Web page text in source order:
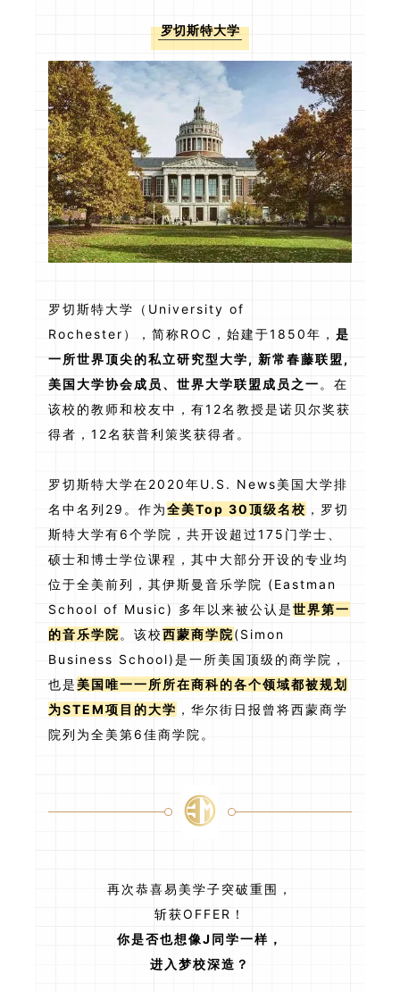
罗切斯特大学
罗切斯特大学（University of
Rochester），简称ROC，始建于1850年， 是
一所世界顶尖的私立研究型大学, 新常春藤联盟,
美国大学协会成员、世界大学联盟成员之一 。在
该校的教师和校友中，有12名教授是诺贝尔奖获
得者，12名获普利策奖获得者。
罗切斯特大学在2020年U.S. News美国大学排
名中名列29。作为全美Top 30顶级名校 ，罗切
斯特大学有6个学院，共开设超过175门学士、
硕士和博士学位课程，其中大部分开设的专业均
位于全美前列，其伊斯曼音乐学院 (Eastman
School of Music) 多年以来被公认是世界第一
的音乐学院。该校西蒙商学院(Simon
Business School)是一所美国顶级的商学院，
也是美国唯一一所所在商科的各个领域都被规划
为STEM项目的大学 ，华尔街日报曾将西蒙商学
院列为全美第6佳商学院。
再次恭喜易美学子突破重围，
斩获OFFER！
你是否也想像J同学一样，
进入梦校深造？